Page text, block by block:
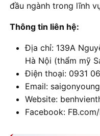
đầu ngành trong lĩnh
Thông tin liên hệ:
Địa chỉ: 139A
Hà Nội (thẩm mỹ
Điện thoại: 0931
Email:
Website:
Facebook: